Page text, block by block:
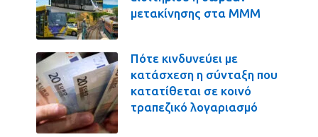
μετακίνησης στα ΜΜΜ
Πότε κινδυνεύει με
κατάσχεση η σύνταξη που
κατατίθεται σε κοινό
τραπεζικό λογαριασμό